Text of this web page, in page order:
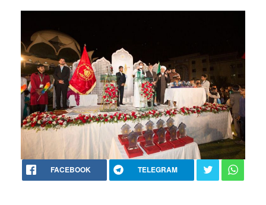
FACEBOOK TELEGRAM